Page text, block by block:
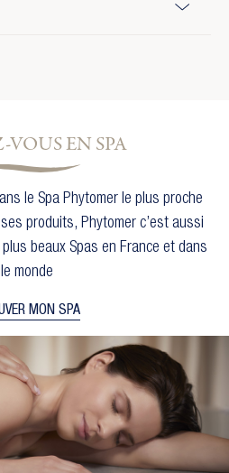
VOUS EN SPA
le Spa Phytomer le plus proche
produits, Phytomer c’est aussi
beaux Spas en France et dans
le monde
MON SPA